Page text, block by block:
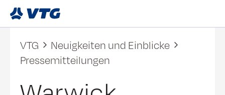
VTG
Neuigkeiten und Einblicke
Pressemitteilungen